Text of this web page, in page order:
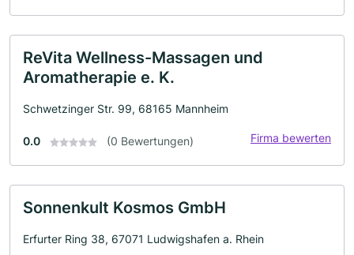
ReVita Wellness-Massagen und
Aromatherapie e. K.
Schwetzinger Str. 99, 68165 Mannheim
0.0 (0 Bewertungen) Firma bewerten
Sonnenkult Kosmos GmbH
Erfurter Ring 38, 67071 Ludwigshafen a. Rhein